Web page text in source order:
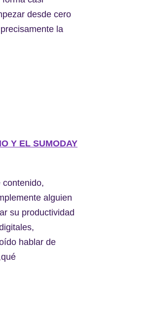
desde cero
la
Y EL SUMODAY
contenido,
alguien
su productividad
hablar de